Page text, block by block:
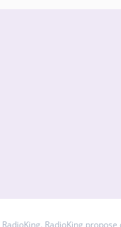
RadioKing. RadioKing propose